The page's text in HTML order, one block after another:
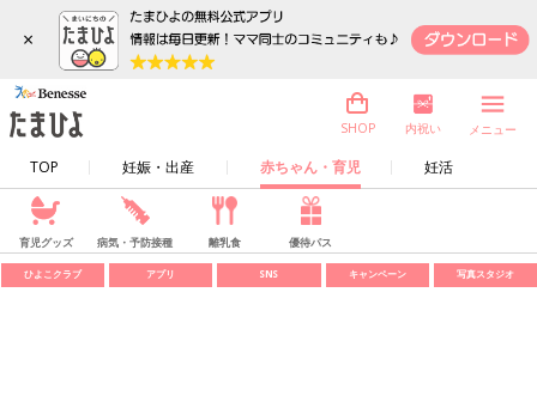
×
TOP 妊娠・出産 赤ちゃん・育児 妊活
SHOP 内祝い メニュー
育児グッズ 病気・予防接種 離乳食 優待パス
ひよこクラブ アプリ SNS キャンペーン 写真スタジオ